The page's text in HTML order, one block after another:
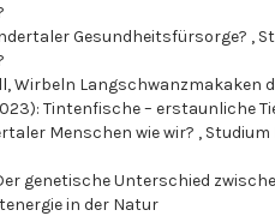
Gesundheitsfürsorge? ,
Wirbeln Langschwanzmakaken
Tintenfische – erstaunliche
Menschen wie wir? , Studium
genetische Unterschied
in der Natur